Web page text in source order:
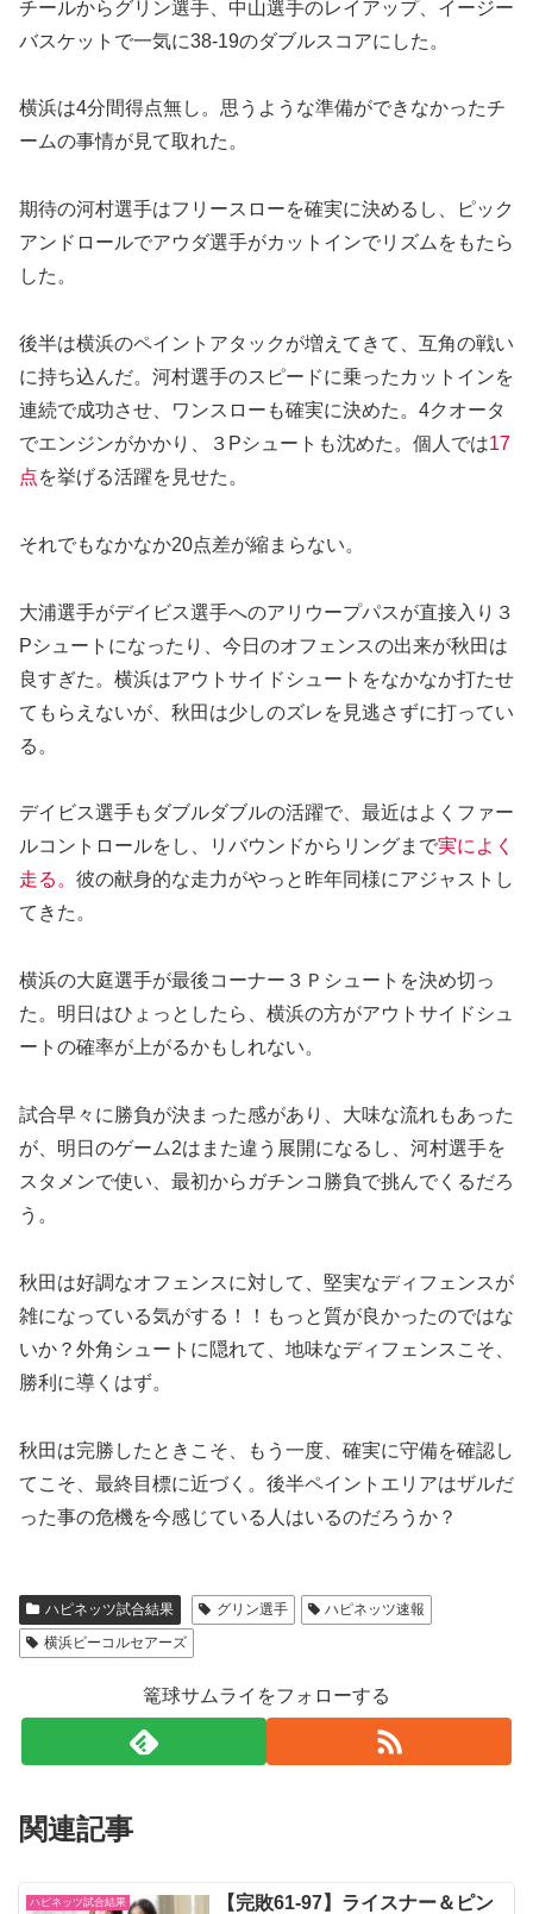
チールからグリン選手、中山選手のレイアップ、イージー
バスケットで一気に38-19のダブルスコアにした。
横浜は4分間得点無し。思うような準備ができなかったチ
ームの事情が見て取れた。
期待の河村選手はフリースローを確実に決めるし、ピック
アンドロールでアウダ選手がカットインでリズムをもたら
した。
後半は横浜のペイントアタックが増えてきて、互角の戦い
に持ち込んだ。河村選手のスピードに乗ったカットインを
連続で成功させ、ワンスローも確実に決めた。4クオータ
でエンジンがかかり、３Pシュートも沈めた。個人では17
点を挙げる活躍を見せた。
それでもなかなか20点差が縮まらない。
大浦選手がデイビス選手へのアリウープパスが直接入り３
Pシュートになったり、今日のオフェンスの出来が秋田は
良すぎた。横浜はアウトサイドシュートをなかなか打たせ
てもらえないが、秋田は少しのズレを見逃さずに打ってい
る。
デイビス選手もダブルダブルの活躍で、最近はよくファー
ルコントロールをし、リバウンドからリングまで実によく
走る。 彼の献身的な走力がやっと昨年同様にアジャストし
てきた。
横浜の大庭選手が最後コーナー３Ｐシュートを決め切っ
た。明日はひょっとしたら、横浜の方がアウトサイドシュ
ートの確率が上がるかもしれない。
試合早々に勝負が決まった感があり、大味な流れもあった
が、明日のゲーム2はまた違う展開になるし、河村選手を
スタメンで使い、最初からガチンコ勝負で挑んでくるだろ
う。
秋田は好調なオフェンスに対して、堅実なディフェンスが
雑になっている気がする！！もっと質が良かったのではな
いか？外角シュートに隠れて、地味なディフェンスこそ、
勝利に導くはず。
秋田は完勝したときこそ、もう一度、確実に守備を確認し
てこそ、最終目標に近づく。後半ペイントエリアはザルだ
った事の危機を今感じている人はいるのだろうか？
ハピネッツ試合結果 グリン選手
ハピネッツ速報
横浜ビーコルセアーズ
篭球サムライをフォローする
関連記事
ハピネッツ試合結果
【完敗61-97】ライスナー＆ピン